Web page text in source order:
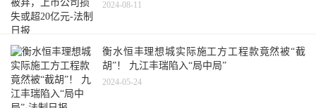
2024-08-11
衡水恒丰理想城实际施工方工程款竟然被“截
胡”！ 九江丰瑞陷入“局中局”
2024-05-24